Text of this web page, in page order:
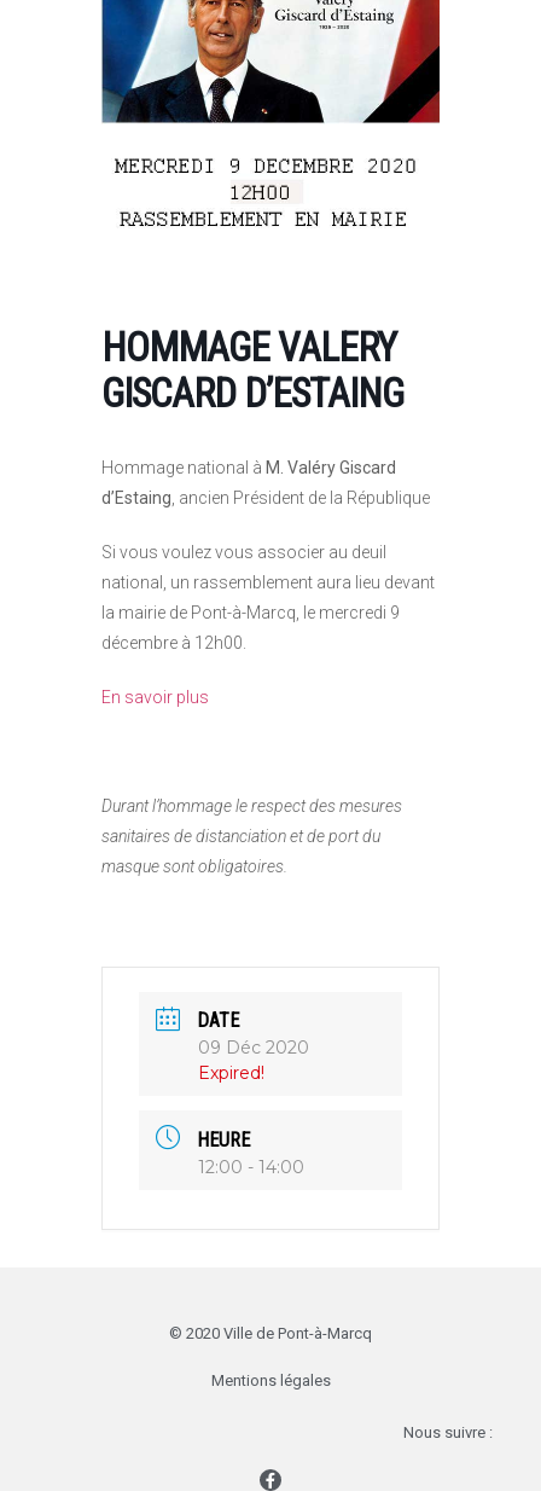
HOMMAGE VALERY
GISCARD D’ESTAING
Hommage national à M. Valéry Giscard
d’Estaing , ancien Président de la République
Si vous voulez vous associer au deuil
national, un rassemblement aura lieu devant
la mairie de Pont-à-Marcq, le mercredi 9
décembre à 12h00.
En savoir plus
Durant l’hommage le respect des mesures
sanitaires de distanciation et de port du
masque sont obligatoires.
DATE
09 Déc 2020
Expired!
HEURE
12:00 - 14:00
© 2020 Ville de Pont-à-Marcq
Mentions légales
Nous suivre :